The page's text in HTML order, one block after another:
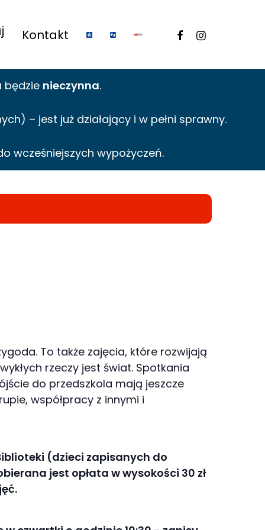
Kontakt facebookinstagram
będzie nieczynna.
– jest już działający i w pełni sprawny.
wcześniejszych wypożyczeń.
To także zajęcia, które rozwijają
rzeczy jest świat. Spotkania
do przedszkola mają jeszcze
współpracy z innymi i
(dzieci zapisanych do
jest opłata w wysokości 30 zł